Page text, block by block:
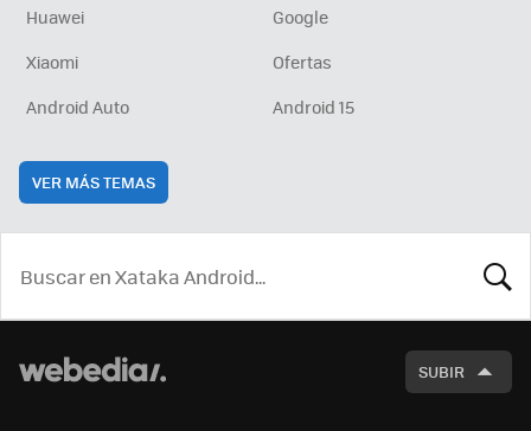
Huawei
Google
Xiaomi
Ofertas
Android Auto
Android 15
VER MÁS TEMAS
SUBIR